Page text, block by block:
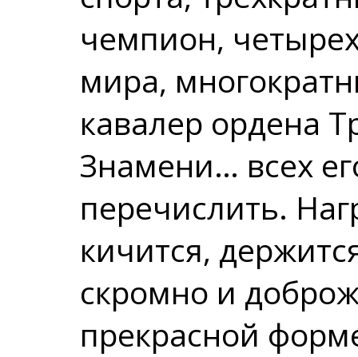
чемпион,
мира,
кавалер ордена
Знамени… всех
перечислить.
кичится,
скромно и
прекрасной